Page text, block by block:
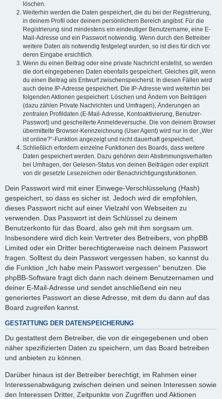
löschen.
Weiterhin werden die Daten gespeichert, die du bei der Registrierung,
in deinem Profil oder deinem persönlichem Bereich angibst. Für die
Registrierung sind mindestens ein eindeutiger Benutzername, eine E-
Mail-Adresse und ein Passwort notwendig. Wenn durch den Betreiber
weitere Daten als notwendig festgelegt wurden, so ist dies für dich vor
deren Eingabe ersichtlich.
Wenn du einen Beitrag oder eine private Nachricht erstellst, so werden
die dort eingegebenen Daten ebenfalls gespeichert. Gleiches gilt, wenn
du einen Beitrag als Entwurf zwischenspeicherst. In diesen Fällen wird
auch deine IP-Adresse gespeichert. Die IP-Adresse wird weiterhin bei
folgenden Aktionen gespeichert: Löschen und Ändern von Beiträgen
(dazu zählen Private Nachrichten und Umfragen), Änderungen an
zentralen Profildaten (E-Mail-Adresse, Kontoaktivierung, Benutzer-
Passwort) und gescheiterte Anmeldeversuche. Die von deinem Browser
übermittelte Browser-Kennzeichnung (User Agent) wird nur in der „Wer
ist online?“-Funktion angezeigt und nicht dauerhaft gespeichert.
Schließlich erfordern einzelne Funktionen des Boards, dass weitere
Daten gespeichert werden. Dazu gehören dein Abstimmungsverhalten
bei Umfragen, der Gelesen-Status von deinen Beiträgen oder explizit
von dir gesetzte Lesezeichen oder Benachrichtigungsfunktionen.
Dein Passwort wird mit einer Einwege-Verschlüsselung (Hash)
gespeichert, so dass es sicher ist. Jedoch wird dir empfohlen,
dieses Passwort nicht auf einer Vielzahl von Webseiten zu
verwenden. Das Passwort ist dein Schlüssel zu deinem
Benutzerkonto für das Board, also geh mit ihm sorgsam um.
Insbesondere wird dich kein Vertreter des Betreibers, von phpBB
Limited oder ein Dritter berechtigterweise nach deinem Passwort
fragen. Solltest du dein Passwort vergessen haben, so kannst du
die Funktion „Ich habe mein Passwort vergessen“ benutzen. Die
phpBB-Software fragt dich dann nach deinem Benutzernamen und
deiner E-Mail-Adresse und sendet anschließend ein neu
generiertes Passwort an diese Adresse, mit dem du dann auf das
Board zugreifen kannst.
GESTATTUNG DER DATENSPEICHERUNG
Du gestattest dem Betreiber, die von dir eingegebenen und oben
näher spezifizierten Daten zu speichern, um das Board betreiben
und anbieten zu können.
Darüber hinaus ist der Betreiber berechtigt, im Rahmen einer
Interessenabwägung zwischen deinen und seinen Interessen sowie
den Interessen Dritter, Zeitpunkte von Zugriffen und Aktionen